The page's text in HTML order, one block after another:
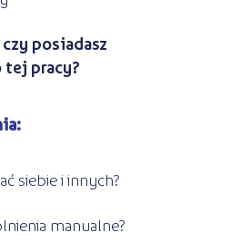
posiadasz
pracy?
siebie i innych?
manualne?